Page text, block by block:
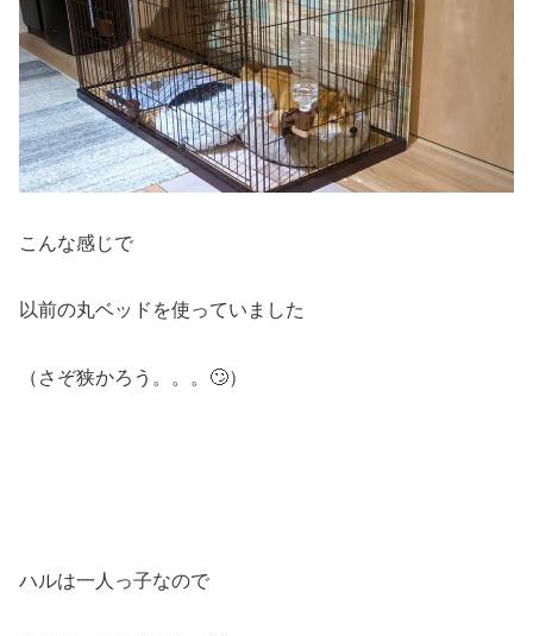
こんな感じで
以前の丸ベッドを使っていました
（さぞ狭かろう。。。🙄）
ハルは一人っ子なので